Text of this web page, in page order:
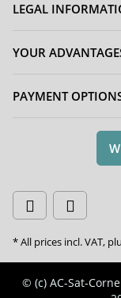
LEGAL
YOUR
PAYMENT
* All prices incl. VAT,
© (c) AC-Sat-